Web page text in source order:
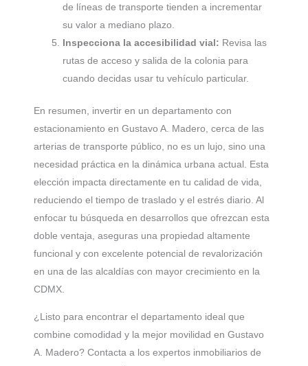
de líneas de transporte tienden a incrementar
su valor a mediano plazo.
Inspecciona la accesibilidad vial: Revisa las
rutas de acceso y salida de la colonia para
cuando decidas usar tu vehículo particular.
En resumen, invertir en un departamento con
estacionamiento en Gustavo A. Madero, cerca de las
arterias de transporte público, no es un lujo, sino una
necesidad práctica en la dinámica urbana actual. Esta
elección impacta directamente en tu calidad de vida,
reduciendo el tiempo de traslado y el estrés diario. Al
enfocar tu búsqueda en desarrollos que ofrezcan esta
doble ventaja, aseguras una propiedad altamente
funcional y con excelente potencial de revalorización
en una de las alcaldías con mayor crecimiento en la
CDMX.
¿Listo para encontrar el departamento ideal que
combine comodidad y la mejor movilidad en Gustavo
A. Madero? Contacta a los expertos inmobiliarios de